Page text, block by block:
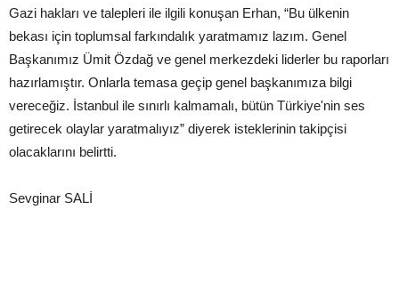
Gazi hakları ve talepleri ile ilgili konuşan Erhan, “Bu ülkenin
bekası için toplumsal farkındalık yaratmamız lazım. Genel
Başkanımız Ümit Özdağ ve genel merkezdeki liderler bu raporları
hazırlamıştır. Onlarla temasa geçip genel başkanımıza bilgi
vereceğiz. İstanbul ile sınırlı kalmamalı, bütün Türkiye'nin ses
getirecek olaylar yaratmalıyız” diyerek isteklerinin takipçisi
olacaklarını belirtti.
Sevginar SALİ